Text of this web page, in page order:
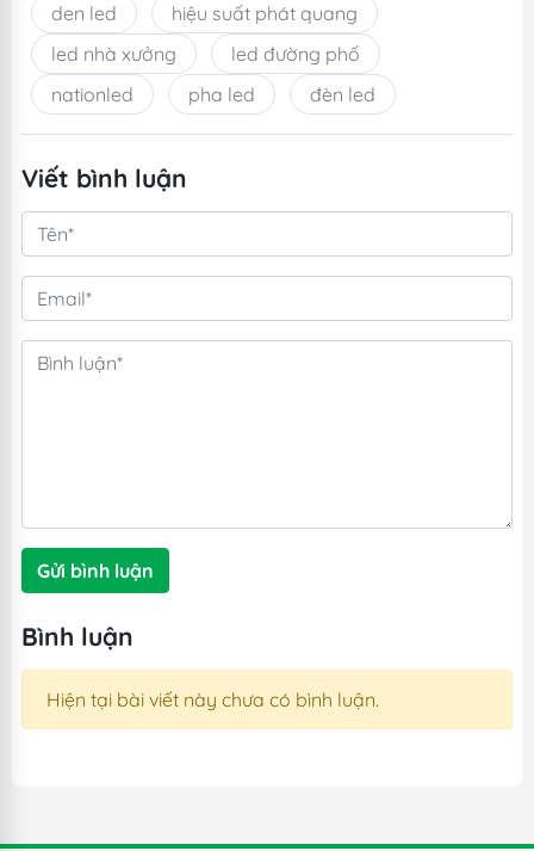
den led
hiệu suất phát quang
led nhà xưởng
led đường phố
nationled
pha led đèn led
Viết bình luận
Gửi bình luận
Bình luận
Hiện tại bài viết này chưa có bình luận.